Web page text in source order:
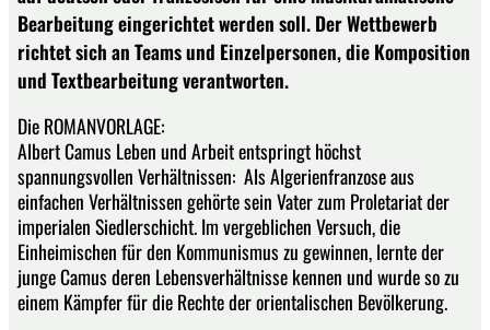
Bearbeitung eingerichtet werden soll. Der Wettbewerb
richtet sich an Teams und Einzelpersonen, die Komposition
und Textbearbeitung verantworten.
Die ROMANVORLAGE:
Albert Camus Leben und Arbeit entspringt höchst
spannungsvollen Verhältnissen: Als Algerienfranzose aus
einfachen Verhältnissen gehörte sein Vater zum Proletariat der
imperialen Siedlerschicht. Im vergeblichen Versuch, die
Einheimischen für den Kommunismus zu gewinnen, lernte der
junge Camus deren Lebensverhältnisse kennen und wurde so zu
einem Kämpfer für die Rechte der orientalischen Bevölkerung.